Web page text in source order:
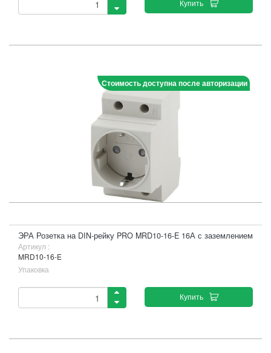
Купить
Стоимость доступна после авторизации
ЭРА Розетка на DIN-рейку PRO MRD10-16-E 16А с заземлением
Артикул :
MRD10-16-E
Упаковка
Купить